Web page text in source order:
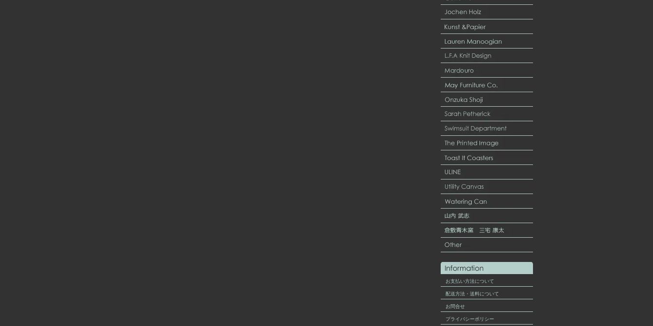
お支払い方法について
配送方法・送料について
お問合せ
プライバシーポリシー